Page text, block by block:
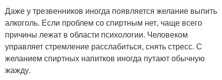
Даже у трезвенников иногда появляется желание выпить
алкоголь. Если проблем со спиртным нет, чаще всего
причины лежат в области психологии. Человеком
управляет стремление расслабиться, снять стресс. С
желанием спиртных напитков иногда путают обычную
жажду.